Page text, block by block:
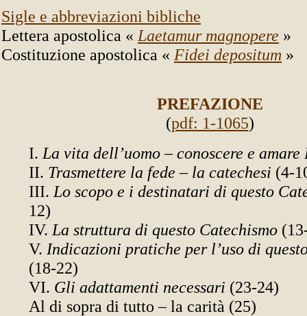
Sigle e abbreviazioni bibliche
Lettera apostolica « Laetamur magnopere »
Costituzione apostolica « Fidei depositum »
PREFAZIONE
(pdf: 1-1065)
I. La vita dell’uomo – conoscere e
II. Trasmettere la fede – la catechesi (4-
III. Lo scopo e i destinatari di questo
12)
IV. La struttura di questo Catechismo
V. Indicazioni pratiche per l’uso di
(18-22)
VI. Gli adattamenti necessari (23-24)
Al di sopra di tutto – la carità (25)